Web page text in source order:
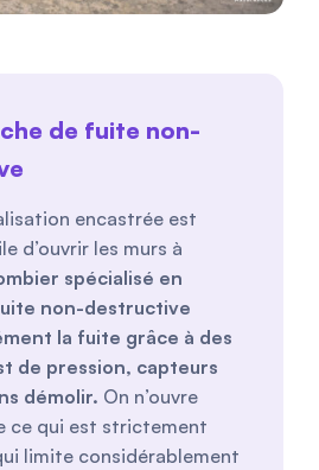
de fuite non-
encastrée est
d’ouvrir les murs à
spécialisé en
non-destructive
la fuite grâce à des
de pression, capteurs
démolir. On n’ouvre
ce qui est strictement
limite considérablement